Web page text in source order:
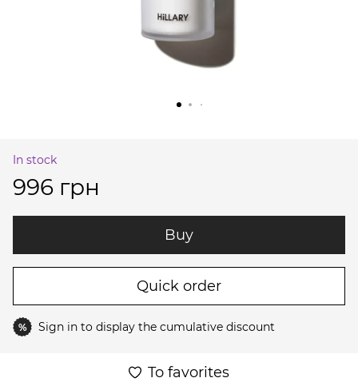
In stock
996 грн
Buy
Quick order
% Sign in to display the cumulative discount
To favorites